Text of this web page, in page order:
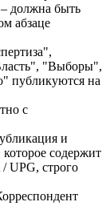
должна быть
абзаце
"Выборы",
публикуются на
с
и
содержит
UPG, строго